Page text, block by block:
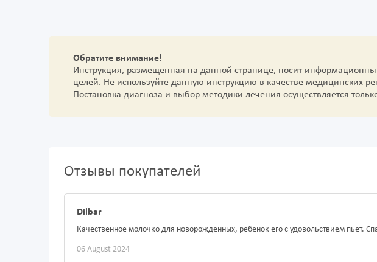
Обратите внимание!
Инструкция, размещенная на данной странице, носит
целей. Не используйте данную инструкцию в качестве медицинских
Постановка диагноза и выбор методики лечения осуществляется
Отзывы покупателей
Dilbar
Качественное молочко для новорожденных, ребенок его с удовольствием пьет.
06 August 2024